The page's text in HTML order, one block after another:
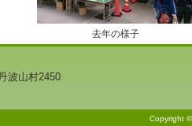
去年の様子
波山村2450
Copyright